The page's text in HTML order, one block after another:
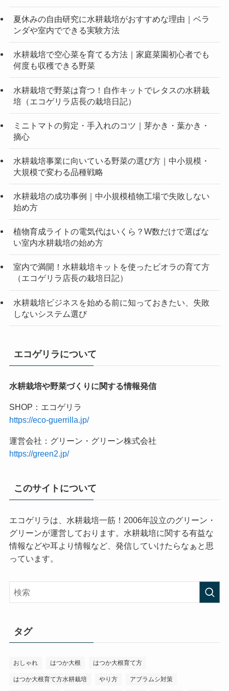
夏休みの自由研究に水耕栽培がおすすめな理由｜ベラ
ンダや室内でできる実験方法
水耕栽培で空心菜を育てる方法｜家庭菜園初心者でも
何度も収穫できる野菜
水耕栽培で野菜は育つ！自作キットでレタスの水耕栽
培（エコゲリラ店長の栽培日記）
ミニトマトの剪定・手入れのコツ｜芽かき・葉かき・
摘心
水耕栽培事業に向いている野菜の選び方｜中小規模・
大規模で変わる品種戦略
水耕栽培の成功事例｜中小規模植物工場で失敗しない
始め方
植物育成ライトの電気代はいくら？W数だけで選ばな
い室内水耕栽培の始め方
室内で満開！水耕栽培キットを使ったビオラの育て方
（エコゲリラ店長の栽培日記）
水耕栽培ビジネスを始める前に知っておきたい、失敗
しないシステム選び
エコゲリラについて
水耕栽培や野菜づくりに関する情報発信
SHOP：エコゲリラ
https://eco-guerrilla.jp/
運営会社：グリーン・グリーン株式会社
https://green2.jp/
このサイトについて
エコゲリラは、水耕栽培一筋！2006年設立のグリーン・
グリーンが運営しております。水耕栽培に関する有益な
情報などや耳より情報など、発信していけたらなぁと思
っています。
タグ
おしゃれ はつか大根 はつか大根育て方
はつか大根育て方水耕栽培 やり方 アブラムシ対策